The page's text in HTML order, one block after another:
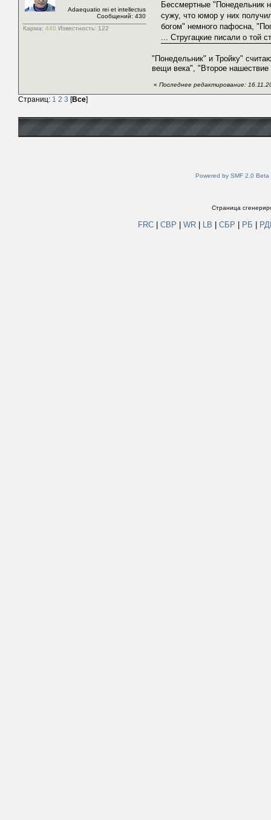
Adaequatio rei et intellectus
Сообщений: 430
Карма: 440 Известность: 122
Бессмертные "Понедельник
сужу, что юмор у них
богом" немного пафосна,
... Стругацкие писали о той
"Понедельник" и Тройку"
вещи века", "Второе
« Последнее редактирование:
Страниц: 1 2 3 [Все]
Powered by SMF 2.0 Beta
Страница
FRC СВР WR LB СБР РБ